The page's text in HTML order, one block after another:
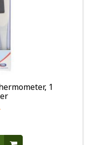
1